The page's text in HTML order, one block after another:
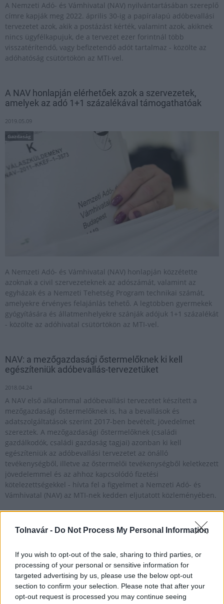
Tolnavár - Do Not Process My Personal Information
If you wish to opt-out of the sale, sharing to third parties, or
processing of your personal or sensitive information for
targeted advertising by us, please use the below opt-out
section to confirm your selection. Please note that after your
opt-out request is processed you may continue seeing
A Nemzeti Adó- és Vámhivatal (NAV) nyilvántartásában szereplő
címre kapják meg 2022. április 30-ig a papíralapú adóbevallási
tervezetet azok, akik a postázást kérték, valamint azok, akiknek
nincs ügyfélkapujuk, de a tervezet ezer forintnál több
visszatérítendő, vagy befizetendő adót tartalmaz - közölte az
adóhatóság csütörtökön az MTI-vel.
A NAV honlapján elérhetőek azok a szervezetek,
amelyek az adó 1+1 százalékával támogathatóak
2019.05.09
Gazdaság
A Nemzeti Adó- és Vámhivatal (NAV) honlapján közzétette
azoknak a civil szervezeteknek az adószámát, valamint az
egyházak és a Nemzeti Tehetség Program technikai számát,
amelyekre érvényes felajánlás tehető. A legtöbben gyermekek
gyógyítására és állatmenhelyekre szánják adójuk 1+1 százalékát
- közölte az adóhivatal csütörtökön az MTI-vel.
NAV: a mezőgazdasági őstermelőknek ki kell
egészíteniük adóbevallás-tervezetüket
2018.04.24
A NAV első alkalommal adóbevallási tervezetet készített a
mezőgazdasági őstermelőknek is, ha a bevallások és
adatszolgáltatások szerint 2017-ben bevételt, jövedelmet
szereztek. A mezőgazdasági őstermelőknek (családi
gazdálkodók, családi gazdaság tagjai) azonban ki kell
egészíteniük az adóbevallási tervezetet az önálló
tevékenységből, illetve az őstermelői tevékenységből keletkezett
jövedelemmel és az ahhoz kapcsolódó fizetési
kötelezettségekkel - hívta fel a figyelmet a Nemzeti Adó- és
Vámhivatal (NAV) az MTI-nek kedden eljutatott közleményében.
Ma éjfélig küldheti be az adóbevallását és
2024.05.21
Országos hírek